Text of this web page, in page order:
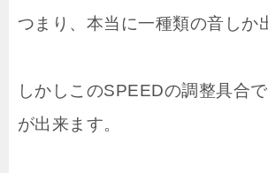
つまり、本当に一種類の音しか
しかしこのSPEEDの調整具合
が出来ます。